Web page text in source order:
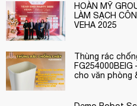
HOÀN MỸ
LÀM SẠCH
VEHA 2025
Thùng rác
cho văn phòng